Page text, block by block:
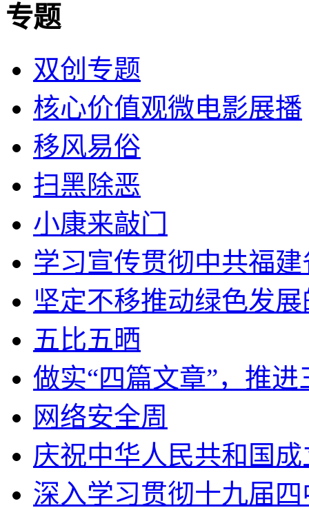
专题
双创专题
核心价值观微电影展播
移风易俗
扫黑除恶
小康来敲门
学习宣传贯彻中共福
坚定不移推动绿色发
五比五晒
做实“四篇文章”，推
网络安全周
庆祝中华人民共和国成
深入学习贯彻十九届